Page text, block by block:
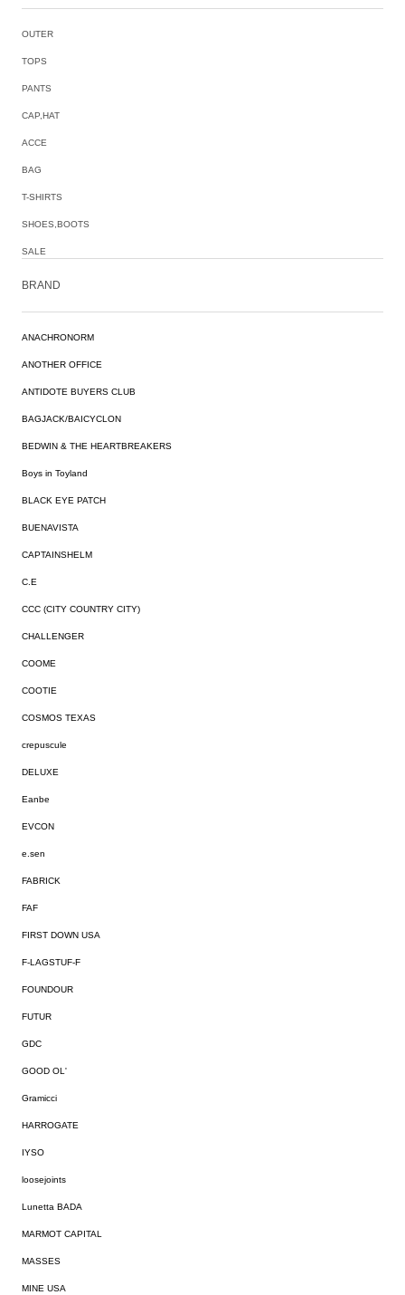
OUTER
TOPS
PANTS
CAP,HAT
ACCE
BAG
T-SHIRTS
SHOES,BOOTS
SALE
BRAND
ANACHRONORM
ANOTHER OFFICE
ANTIDOTE BUYERS CLUB
BAGJACK/BAICYCLON
BEDWIN & THE HEARTBREAKERS
Boys in Toyland
BLACK EYE PATCH
BUENAVISTA
CAPTAINSHELM
C.E
CCC (CITY COUNTRY CITY)
CHALLENGER
COOME
COOTIE
COSMOS TEXAS
crepuscule
DELUXE
Eanbe
EVCON
e.sen
FABRICK
FAF
FIRST DOWN USA
F-LAGSTUF-F
FOUNDOUR
FUTUR
GDC
GOOD OL'
Gramicci
HARROGATE
IYSO
loosejoints
Lunetta BADA
MARMOT CAPITAL
MASSES
MINE USA